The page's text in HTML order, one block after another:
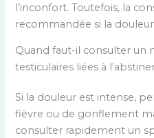
l’inconfort. Toutefois, la
recommandée si la
Quand faut-il consulter un
testiculaires liées à
Si la douleur est intense,
fièvre ou de gonflement
consulter rapidement un